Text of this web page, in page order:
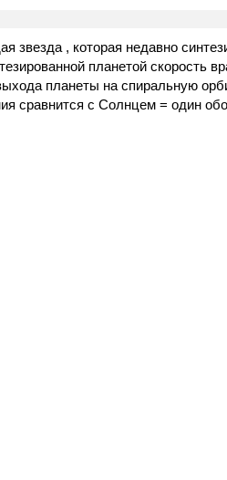
звезда , которая недавно
планетой скорость
планеты на спиральную
сравнится с Солнцем = один